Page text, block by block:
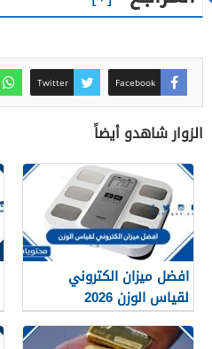
Facebook
Twitter
الزوار شاهدو أيضاً
افضل ميزان الكتروني
لقياس الوزن 2026